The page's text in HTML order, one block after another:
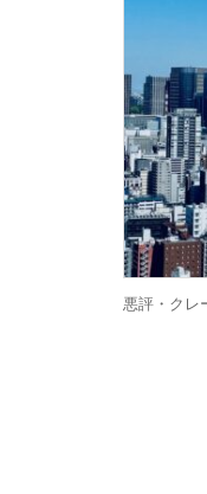
悪評・クレ